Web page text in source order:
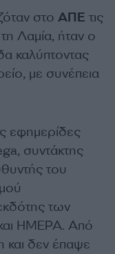
στο ΑΠΕ τις
Λαμία, ήταν ο
καλύπτοντας
με συνέπεια
εφημερίδες
συντάκτης
του
των
ΗΜΕΡΑ. Από
και δεν έπαψε